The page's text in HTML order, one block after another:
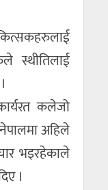
स्थीतिलाई
कलेजो
अहिले
भइरहेकाले
।